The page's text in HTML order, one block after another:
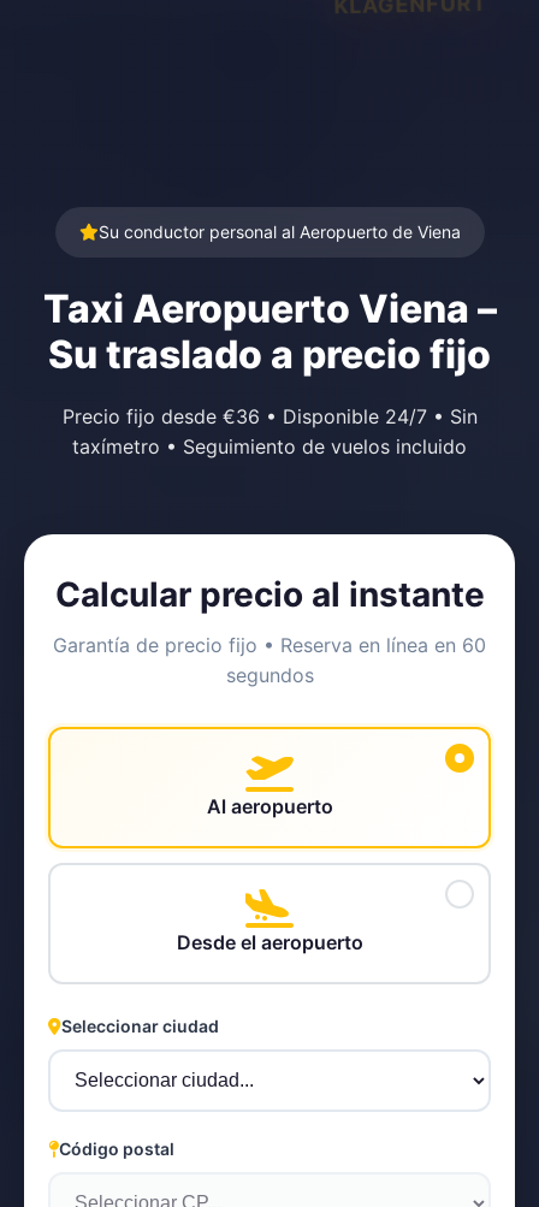
KLAGENFURT
STEYR
Su conductor personal al Aeropuerto de Viena
Taxi Aeropuerto Viena –
Su traslado a precio fijo
Precio fijo desde €36 • Disponible 24/7 • Sin
taxímetro • Seguimiento de vuelos incluido
Calcular precio al instante
Garantía de precio fijo • Reserva en línea en 60
segundos
Al aeropuerto
Desde el aeropuerto
Seleccionar ciudad
Código postal